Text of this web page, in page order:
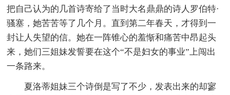
把自己认为的几首诗寄给了当时大名鼎鼎的诗人罗伯特·
骚塞，她苦苦等了几个月。直到第二年春天，才得到一
封让人失望的信。她在一阵锥心的羞惭和痛苦中昂起头
来，她们三姐妹发誓要在这个“不是妇女的事业”上闯出
一条路来。
夏洛蒂姐妹三个诗倒是写了不少，发表出来的却寥